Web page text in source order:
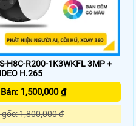
H8C-R200-1K3WKFL 3MP +
VIDEO H.265
1,500,000 ₫
gốc: 1,800,000 ₫